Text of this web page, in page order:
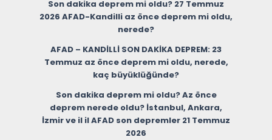
Son dakika deprem mi oldu? 27 Temmuz
2026 AFAD-Kandilli az önce deprem mi oldu,
nerede?
AFAD – KANDİLLİ SON DAKİKA DEPREM: 23
Temmuz az önce deprem mi oldu, nerede,
kaç büyüklüğünde?
Son dakika deprem mi oldu? Az önce
deprem nerede oldu? İstanbul, Ankara,
İzmir ve il il AFAD son depremler 21 Temmuz
2026